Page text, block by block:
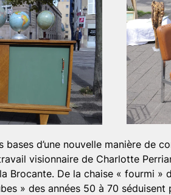
d’une nouvelle manière de
visionnaire de Charlotte
De la chaise « fourmi »
» des années 50 à 70